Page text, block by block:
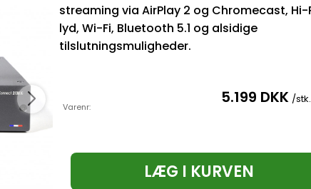
streaming via AirPlay 2 og Chromecast, Hi-
lyd, Wi-Fi, Bluetooth 5.1 og alsidige
tilslutningsmuligheder.
Varenr: 5.199 DKK /stk.
LÆG I KURVEN